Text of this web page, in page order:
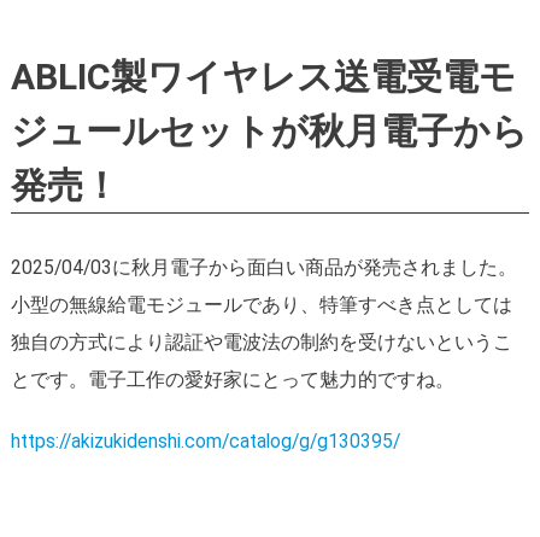
ABLIC製ワイヤレス送電受電モ
ジュールセットが秋月電子から
発売！
2025/04/03に秋月電子から面白い商品が発売されました。
小型の無線給電モジュールであり、特筆すべき点としては
独自の方式により認証や電波法の制約を受けないというこ
とです。電子工作の愛好家にとって魅力的ですね。
https://akizukidenshi.com/catalog/g/g130395/